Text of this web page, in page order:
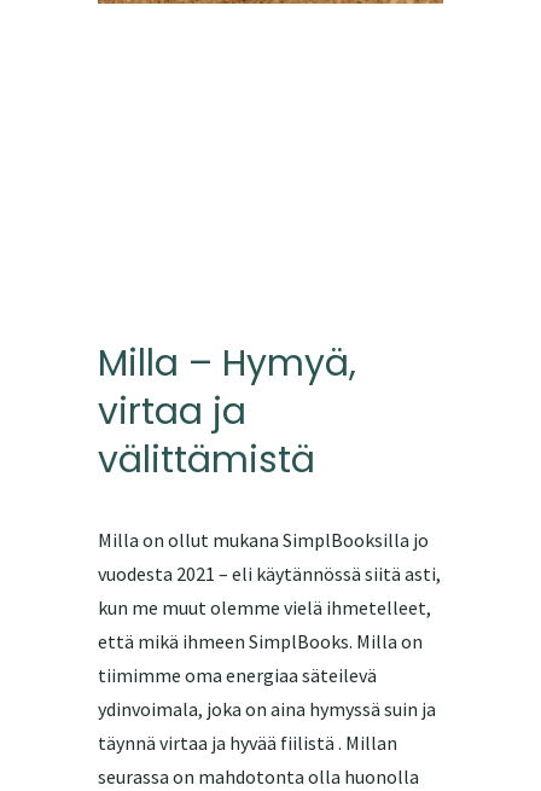
Milla – Hymyä,
virtaa ja
välittämistä
Milla on ollut mukana SimplBooksilla jo
vuodesta 2021 – eli käytännössä siitä asti,
kun me muut olemme vielä ihmetelleet,
että mikä ihmeen SimplBooks. Milla on
tiimimme oma energiaa säteilevä
ydinvoimala, joka on aina hymyssä suin ja
täynnä virtaa ja hyvää fiilistä . Millan
seurassa on mahdotonta olla huonolla